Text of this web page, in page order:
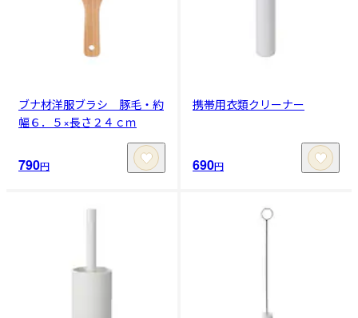
ブナ材洋服ブラシ 豚毛・約
幅６．５×長さ２４ｃｍ
790円
携帯用衣類クリーナー
690円